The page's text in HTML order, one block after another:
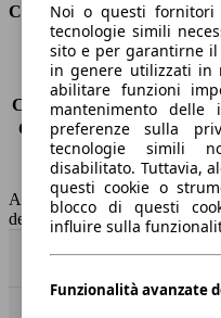
Consumi
Emissioni di CO2*
-
Consumo (urbano)
-
Consumo (extra-urbano) -
Consumo (combinato)*
-
Classe di emissione
Capacità del serbatoio
-
AutoScout24 non si assume
dei dati.
Noi o questi fornitori
tecnologie simili
sito e per garantirne il
in genere utilizzati in
abilitare funzioni
mantenimento delle
preferenze sulla
tecnologie simili
disabilitato. Tuttavia,
questi cookie o
blocco di questi
influire sulla
Funzionalità avanzate